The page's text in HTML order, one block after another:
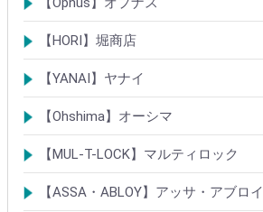
シリンダー
ロック製品
【HORI】堀商店
シリンダー
錠・ロック製品
【YANAI】ヤナイ
Rシリーズシリンダー
ロック製品
【Ohshima】オーシマ
シリンダー
錠・ロック製品
【MUL-T-LOCK】マルティロック
シリンダー
南京錠
【ASSA・ABLOY】アッサ・アブロイ